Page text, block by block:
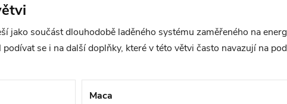
jako součást dlouhodobě laděného systému zaměřeného na
se i na další doplňky, které v této větvi často navazují na
Maca